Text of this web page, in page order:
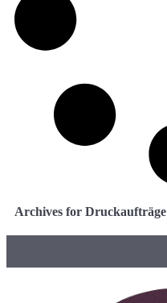
Archives for Druckaufträge